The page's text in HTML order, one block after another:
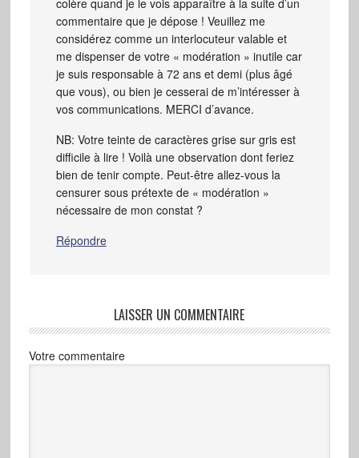
commentaire que je dépose ! Veuillez me
considérez comme un interlocuteur valable et
me dispenser de votre « modération » inutile car
je suis responsable à 72 ans et demi (plus âgé
que vous), ou bien je cesserai de m’intéresser à
vos communications. MERCI d’avance.
NB: Votre teinte de caractères grise sur gris est
difficile à lire ! Voilà une observation dont feriez
bien de tenir compte. Peut-être allez-vous la
censurer sous prétexte de « modération »
nécessaire de mon constat ?
Répondre
LAISSER UN COMMENTAIRE
Votre commentaire